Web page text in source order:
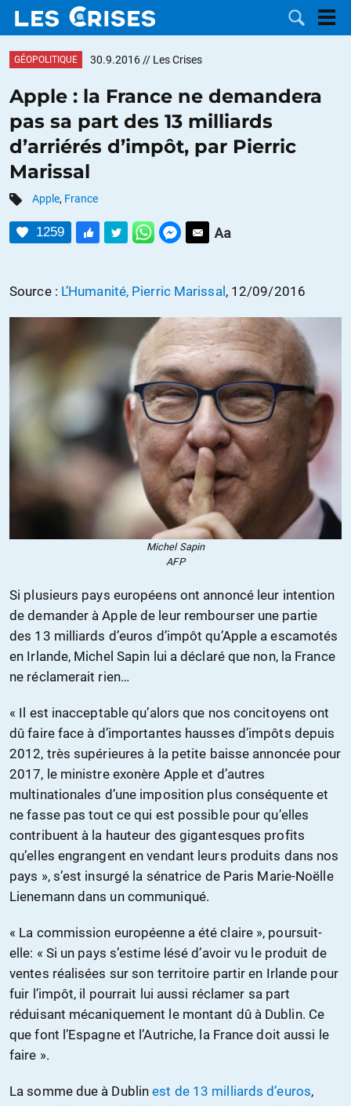
LES
DOSSIERS
CATÉGORIES
CONTACTER
FAIRE UN
GÉOPOLITIQUE 30.9.2016 // Les Crises
Apple : la France ne demandera
pas sa part des 13 milliards
d’arriérés d’impôt, par Pierric
Marissal
Apple, France
1259
Source : L’Humanité, Pierric Marissal , 12/09/2016
Michel Sapin
AFP
Si plusieurs pays européens ont annoncé leur intention
de demander à Apple de leur rembourser une partie
des 13 milliards d’euros d’impôt qu’Apple a escamotés
en Irlande, Michel Sapin lui a déclaré que non, la France
ne réclamerait rien…
« Il est inacceptable qu’alors que nos concitoyens ont
dû faire face à d’importantes hausses d’impôts depuis
2012, très supérieures à la petite baisse annoncée pour
2017, le ministre exonère Apple et d’autres
multinationales d’une imposition plus conséquente et
ne fasse pas tout ce qui est possible pour qu’elles
contribuent à la hauteur des gigantesques profits
qu’elles engrangent en vendant leurs produits dans nos
pays », s’est insurgé la sénatrice de Paris Marie-Noëlle
Lienemann dans un communiqué.
« La commission européenne a été claire », poursuit-
elle: « Si un pays s’estime lésé d’avoir vu le produit de
ventes réalisées sur son territoire partir en Irlande pour
fuir l’impôt, il pourrait lui aussi réclamer sa part
réduisant mécaniquement le montant dû à Dublin. Ce
que font l’Espagne et l’Autriche, la France doit aussi le
faire ».
La somme due à Dublinest de 13 milliards d’euros,